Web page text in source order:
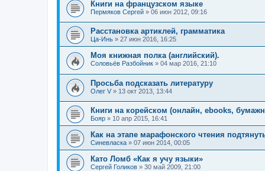
Книги на французском языке
Пермяков Сергей » 06 июн 2012, 09:16
Расстановка артиклей, грамматика
Ца-Инь » 27 июн 2016, 16:25
Моя книжная полка (английский).
Соловьёв Разбойник » 04 мар 2016, 21:10
Просьба подсказать литературу
Олег V » 13 окт 2013, 13:44
Книги на корейском (онлайн, ebooks,
Бояр » 10 апр 2015, 16:41
Как на этапе марафонского чтения
Синевласка » 07 июн 2014, 00:05
Като Ломб «Как я учу языки»
Сергей Голиков » 30 май 2009, 21:00